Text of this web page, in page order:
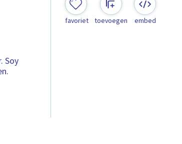
Soy
favoriet toevoegen embed